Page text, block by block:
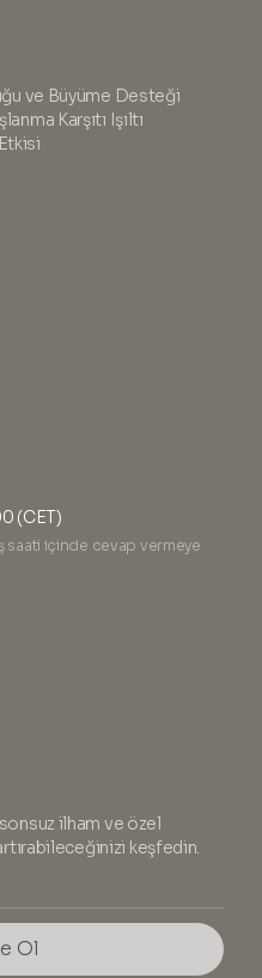
ve Büyüme Desteği
Karşıtı Işıltı
(CET)
saati içinde cevap vermeye
ilham ve özel
keşfedin.
Ol